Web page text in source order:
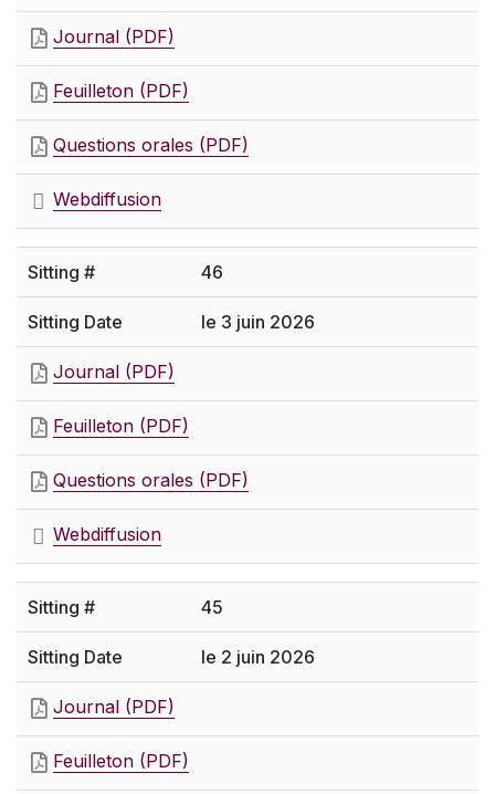
Journal (PDF)
Feuilleton (PDF)
Questions orales (PDF)
Webdiffusion
46
le 3 juin 2026
Journal (PDF)
Feuilleton (PDF)
Questions orales (PDF)
Webdiffusion
45
le 2 juin 2026
Journal (PDF)
Feuilleton (PDF)